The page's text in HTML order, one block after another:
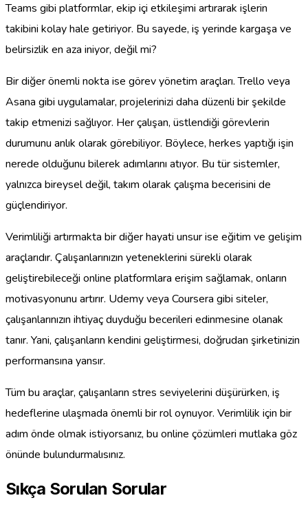
Teams gibi platformlar, ekip içi etkileşimi artırarak işlerin
takibini kolay hale getiriyor. Bu sayede, iş yerinde kargaşa ve
belirsizlik en aza iniyor, değil mi?
Bir diğer önemli nokta ise görev yönetim araçları. Trello veya
Asana gibi uygulamalar, projelerinizi daha düzenli bir şekilde
takip etmenizi sağlıyor. Her çalışan, üstlendiği görevlerin
durumunu anlık olarak görebiliyor. Böylece, herkes yaptığı işin
nerede olduğunu bilerek adımlarını atıyor. Bu tür sistemler,
yalnızca bireysel değil, takım olarak çalışma becerisini de
güçlendiriyor.
Verimliliği artırmakta bir diğer hayati unsur ise eğitim ve gelişim
araçlarıdır. Çalışanlarınızın yeteneklerini sürekli olarak
geliştirebileceği online platformlara erişim sağlamak, onların
motivasyonunu artırır. Udemy veya Coursera gibi siteler,
çalışanlarınızın ihtiyaç duyduğu becerileri edinmesine olanak
tanır. Yani, çalışanların kendini geliştirmesi, doğrudan şirketinizin
performansına yansır.
Tüm bu araçlar, çalışanların stres seviyelerini düşürürken, iş
hedeflerine ulaşmada önemli bir rol oynuyor. Verimlilik için bir
adım önde olmak istiyorsanız, bu online çözümleri mutlaka göz
önünde bulundurmalısınız.
Sıkça Sorulan Sorular